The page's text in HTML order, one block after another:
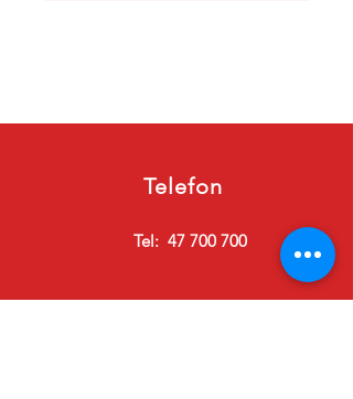
Telefon
Tel: 47 700 700